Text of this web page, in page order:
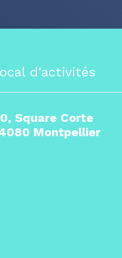
d'activités
Square Corte
Montpellier